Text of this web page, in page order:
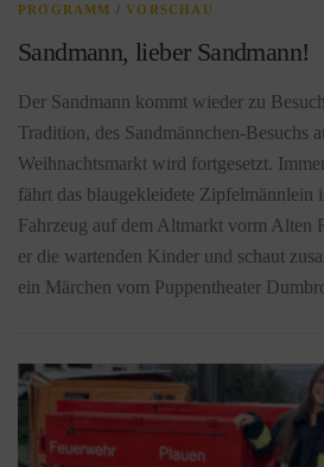
PROGRAMM /VORSCHAU
Sandmann, lieber Sandmann!
Der Sandmann kommt wieder zu
Tradition, des Sandmännchen-Besuchs
Weihnachtsmarkt wird fortgesetzt.
fährt das blaugekleidete Zipfelmännlein
Fahrzeug auf dem Altmarkt vorm Alten
er die wartenden Kinder und schaut
ein Märchen vom Puppentheater